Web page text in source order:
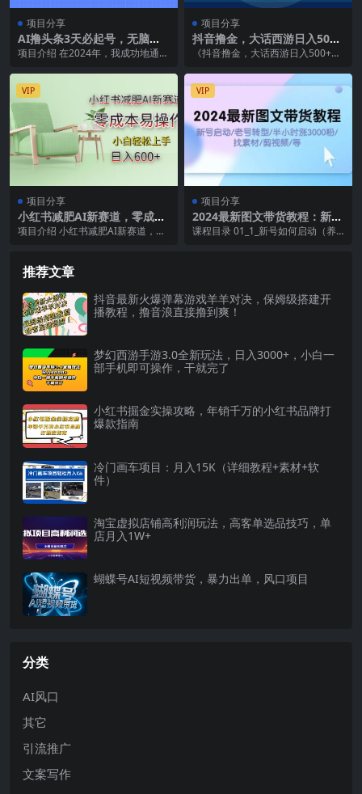
项目分享
AI撸头条3天必起号，无脑操
作3分钟1条，复制粘贴保守月
项目介绍 在2024年，我成功地通过
当前整体经...
项目分享
抖音撸金，大话西游日入500
+，懒人玩法，一部手机即可
《抖音撸金，大话西游日入500+，
个玩法无需花时间...
VIP
项目分享
小红书减肥AI新赛道，零成本
易操作，小白轻松上手，日入
项目介绍 小红书减肥AI新赛道，零
VIP
项目分享
2024最新图文带货教程：新号
启动/老号转型/半小时涨3000
课程目录 01_1_新号如何启动（养
推荐文章
抖音最新火爆弹幕游戏羊羊对决，保姆级搭建开
播教程，撸音浪直接撸到爽！
梦幻西游手游3.0全新玩法，日入3000+，小白一
部手机即可操作，干就完了
小红书掘金实操攻略，年销千万的小红书品牌打
爆款指南
冷门画车项目：月入15K（详细教程+素材+软
件）
淘宝虚拟店铺高利润玩法，高客单选品技巧，单
店月入1W+
蝴蝶号AI短视频带货，暴力出单，风口项目
分类
AI风口
其它
引流推广
文案写作